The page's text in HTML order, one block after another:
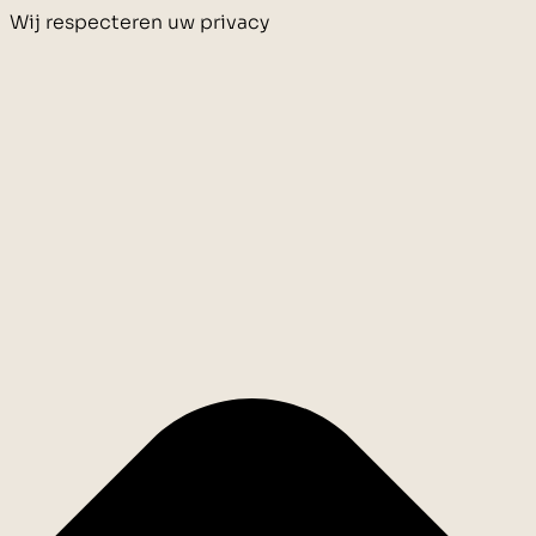
Wij respecteren uw privacy